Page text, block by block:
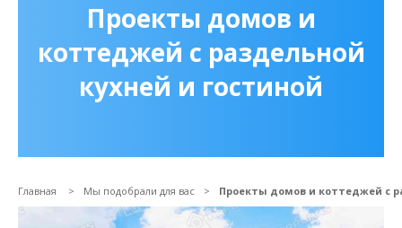
Проекты домов и
коттеджей с раздельной
кухней и гостиной
Главная Мы подобрали для вас Проекты домов и коттеджей с